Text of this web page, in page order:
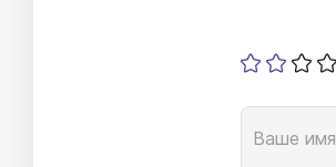
Ваше имя